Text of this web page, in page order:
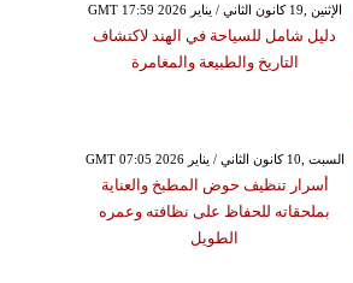
GMT 17:59 2026 الإثنين ,19 كانون الثاني / يناير
دليل شامل للسياحة في الهند لاكتشاف
التاريخ والطبيعة والمغامرة
GMT 07:05 2026 السبت ,10 كانون الثاني / يناير
أسرار تنظيف حوض المطبخ والعناية
بملحقاته للحفاظ على نظافته وعمره
الطويل